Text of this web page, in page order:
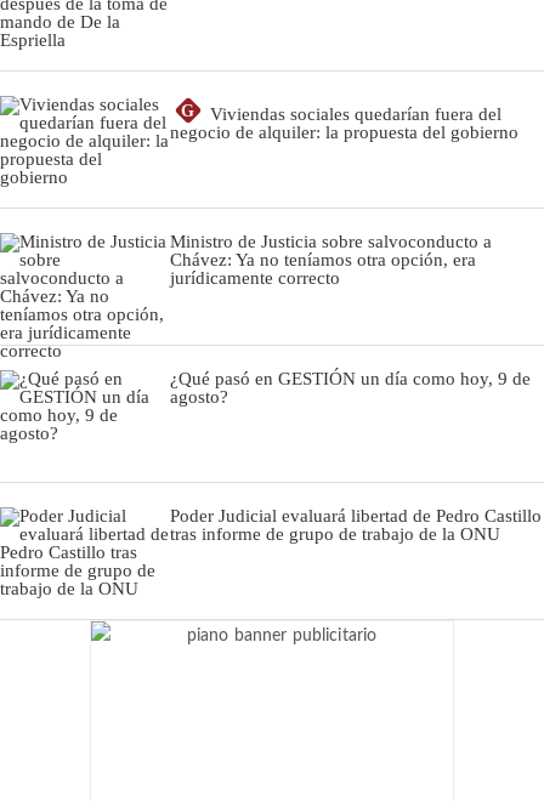
G
Viviendas sociales quedarían fuera del
negocio de alquiler: la propuesta del gobierno
Ministro de Justicia sobre salvoconducto a
Chávez: Ya no teníamos otra opción, era
jurídicamente correcto
¿Qué pasó en GESTIÓN un día como hoy, 9 de
agosto?
Poder Judicial evaluará libertad de Pedro Castillo
tras informe de grupo de trabajo de la ONU